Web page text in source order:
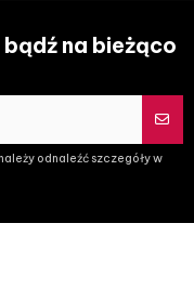
na bieżąco
odnaleźć szczegóły w